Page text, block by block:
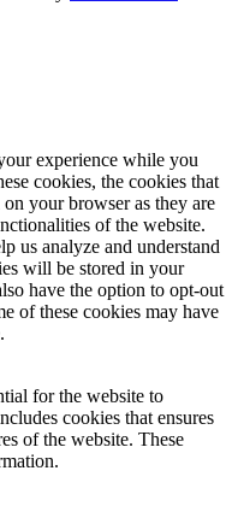
experience while you
cookies, the cookies that
on your browser as they are
of the website.
us analyze and understand
will be stored in your
have the option to opt-out
of these cookies may have
for the website to
cookies that ensures
of the website. These